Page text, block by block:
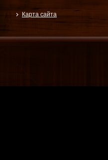
Карта сайта